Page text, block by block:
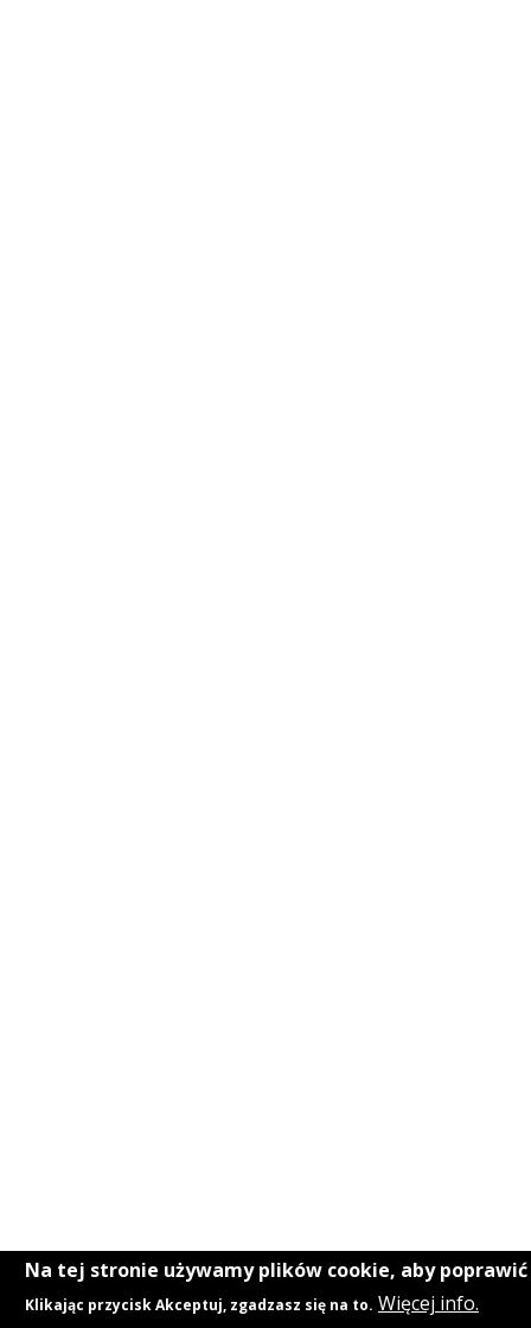
Na tej stronie używamy plików cookie, aby
Klikając przycisk Akceptuj, zgadzasz się na to. Więcej info.